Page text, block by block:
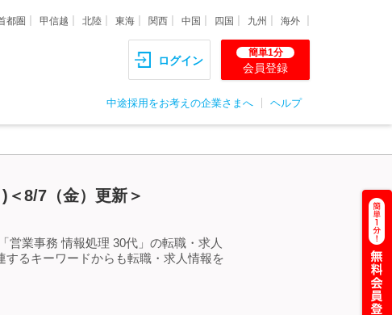
都圏 甲信越 北陸 東海 関西 中国 四国 九州 海外
ログイン
簡単1分
会員登録
中途採用をお考えの企業さまへ ヘルプ
8/7（金）更新＞
営業事務 情報処理 30代」の転職・求人
るキーワードからも転職・求人情報を